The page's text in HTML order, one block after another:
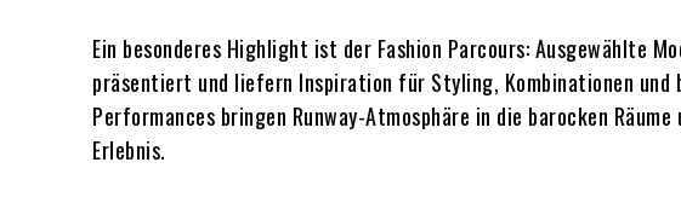
Ein besonderes Highlight ist der Fashion Parcours: Ausgewählte
präsentiert und liefern Inspiration für Styling, Kombinationen und
Performances bringen Runway-Atmosphäre in die barocken
Erlebnis.